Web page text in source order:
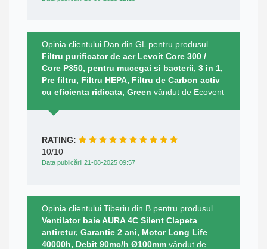
Opinia clientului Dan din GL pentru produsul
Filtru purificator de aer Levoit Core 300 /
Core P350, pentru mucegai si bacterii, 3 in 1,
Pre filtru, Filtru HEPA, Filtru de Carbon activ
cu eficienta ridicata, Green vândut de Ecovent
RATING:
10/10
Data publicării 21-08-2025 09:57
Opinia clientului Tiberiu din B pentru produsul
Ventilator baie AURA 4C Silent Clapeta
antiretur, Garantie 2 ani, Motor Long Life
40000h, Debit 90mc/h Ø100mm vândut de